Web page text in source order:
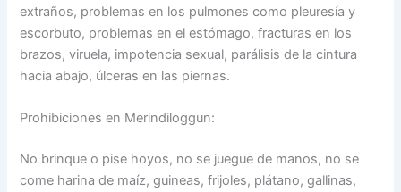
extraños, problemas en los pulmones como pleuresía y
escorbuto, problemas en el estómago, fracturas en los
brazos, viruela, impotencia sexual, parálisis de la cintura
hacia abajo, úlceras en las piernas.
Prohibiciones en Merindiloggun:
No brinque o pise hoyos, no se juegue de manos, no se
come harina de maíz, guineas, frijoles, plátano, gallinas,